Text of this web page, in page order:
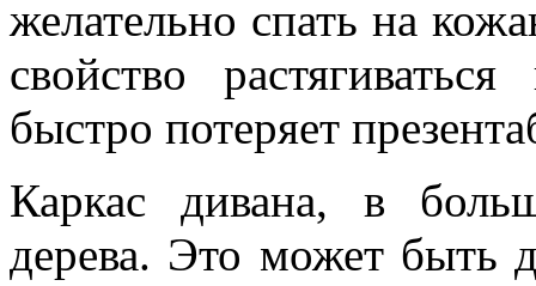
желательно спать на
свойство
быстро потеряет
Каркас дивана, в
дерева. Это может быть